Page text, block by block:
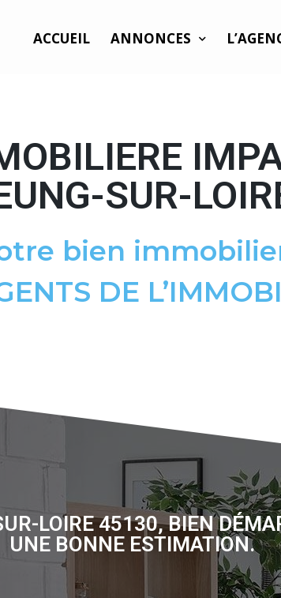
ACCUEIL ANNONCES
SUR-
bien
DE
LOIRE 45130, BIEN
UNE BONNE ESTIMATION.